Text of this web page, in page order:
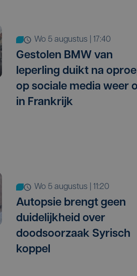
wo 5 augustus | 17:40
Gestolen BMW van
Ieperling duikt na
op sociale media weer
in Frankrijk
wo 5 augustus | 11:20
Autopsie brengt geen
duidelijkheid over
doodsoorzaak Syrisch
koppel